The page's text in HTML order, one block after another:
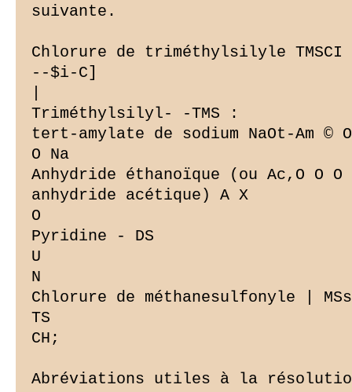
suivante.
Chlorure de triméthylsilyle
--$i-C]
Triméthylsilyl- -TMS :
tert-amylate de sodium NaOt-Am ©
O Na
Anhydride éthanoïque (ou Ac,O O O
anhydride acétique) A X
O
Pyridine - DS
U
N
Chlorure de méthanesulfonyle |
TS
CH;
Abréviations utiles à la